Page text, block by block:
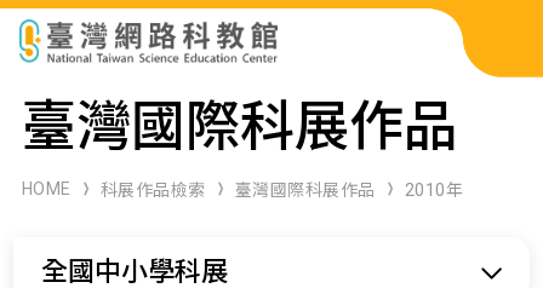
科展作品檢索
科學研習月刊
臺灣國際科展作品
HOME 科展作品檢索 臺灣國際科展作品 2010年
全國中小學科展